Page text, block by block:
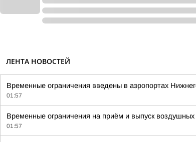
ЛЕНТА НОВОСТЕЙ
Временные ограничения введены в аэропортах
01:57
Временные ограничения на приём и выпуск
01:57